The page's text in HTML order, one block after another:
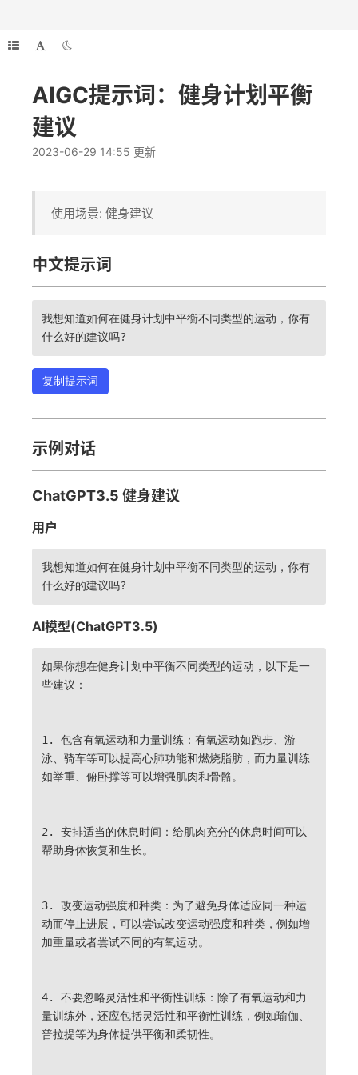
AIGC提示词：健身计划平衡
建议
2023-06-29 14:55 更新
使用场景: 健身建议
中文提示词
我想知道如何在健身计划中平衡不同类型的运动，你有
什么好的建议吗?
复制提示词
示例对话
ChatGPT3.5 健身建议
用户
我想知道如何在健身计划中平衡不同类型的运动，你有
什么好的建议吗?
AI模型(ChatGPT3.5)
如果你想在健身计划中平衡不同类型的运动，以下是一
些建议：
1. 包含有氧运动和力量训练：有氧运动如跑步、游
泳、骑车等可以提高心肺功能和燃烧脂肪，而力量训练
如举重、俯卧撑等可以增强肌肉和骨骼。
2. 安排适当的休息时间：给肌肉充分的休息时间可以
帮助身体恢复和生长。
3. 改变运动强度和种类：为了避免身体适应同一种运
动而停止进展，可以尝试改变运动强度和种类，例如增
加重量或者尝试不同的有氧运动。
4. 不要忽略灵活性和平衡性训练：除了有氧运动和力
量训练外，还应包括灵活性和平衡性训练，例如瑜伽、
普拉提等为身体提供平衡和柔韧性。